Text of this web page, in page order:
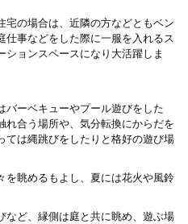
宅の場合は、近隣の方などともベン
仕事などをした際に一服を入れるス
ョンスペースになり大活躍しま
バーベキューやプール遊びをした
れ合う場所や、気分転換にからだを
ては縄跳びをしたりと格好の遊び場
を眺めるもよし、夏には花火や風鈴
など、縁側は庭と共に眺め、遊ぶ場